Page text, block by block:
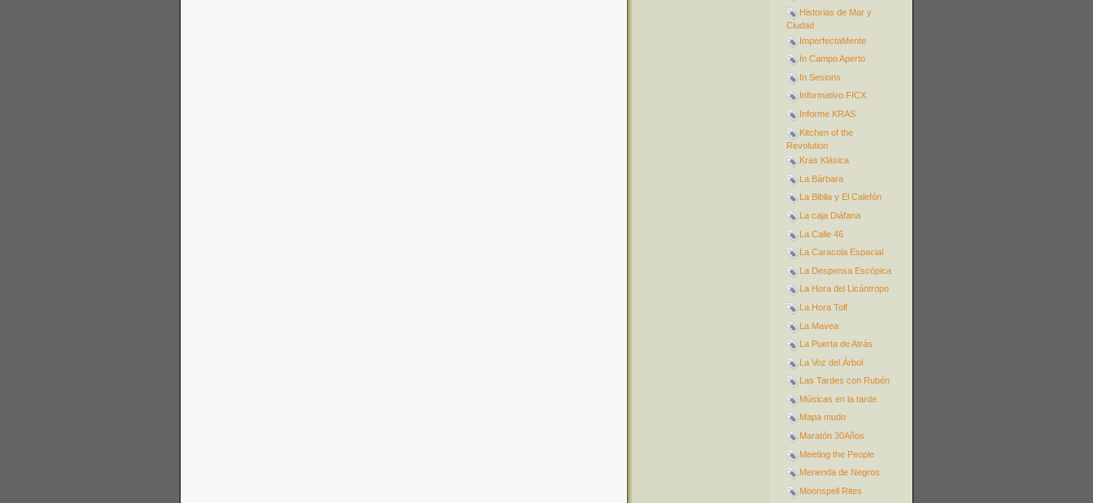
Historias de Mar y
Ciudad
ImperfectaMente
In Campo Aperto
In Sesions
Informativo FICX
Informe KRAS
Kitchen of the
Revolution
Kras Klásica
La Bárbara
La Biblia y El Calefón
La caja Diáfana
La Calle 46
La Caracola Espacial
La Despensa Escópica
La Hora del Licántropo
La Hora Tolf
La Mavea
La Puerta de Atrás
La Voz del Árbol
Las Tardes con Rubén
Músicas en la tarde
Mapa mudo
Maratón 30Años
Meeting the People
Merienda de Negros
Moonspell Rites